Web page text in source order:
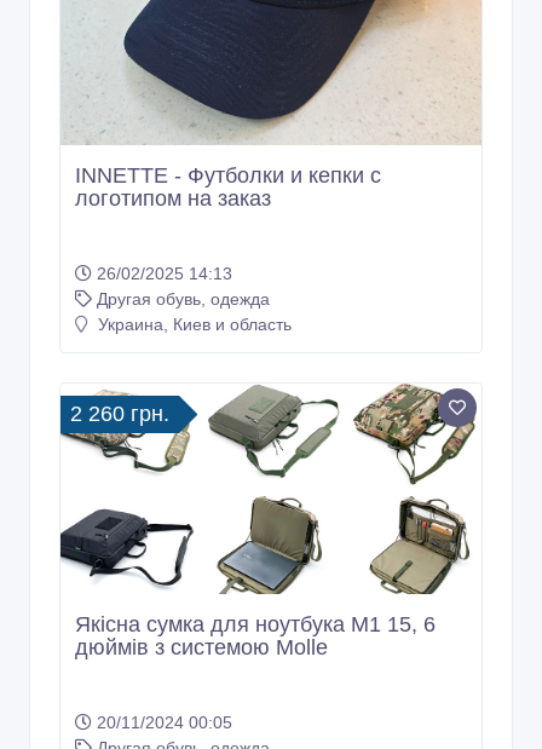
INNETTE - Футболки и кепки с
логотипом на заказ
26/02/2025 14:13
Другая обувь, одежда
Украина, Киев и область
2 260 грн.
Якісна сумка для ноутбука М1 15, 6
дюймів з системою Molle
20/11/2024 00:05